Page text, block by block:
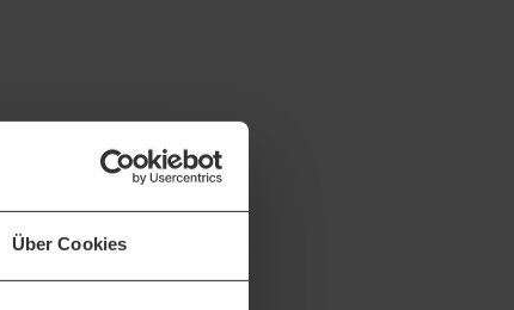
Über Cookies